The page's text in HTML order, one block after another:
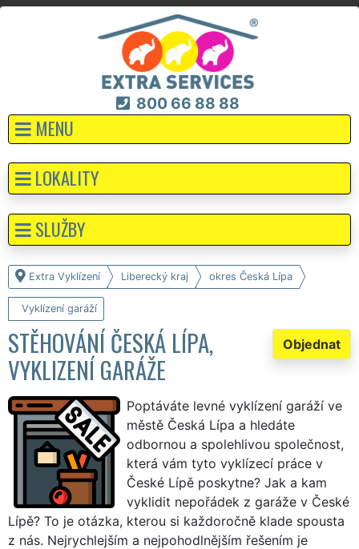
800 66 88 88
MENU
Extra Vyklízení Liberecký kraj okres Česká Lípa
Vyklízení garáží
Objednat
STĚHOVÁNÍ ČESKÁ LÍPA,
VYKLIZENÍ GARÁŽE
Poptáváte levné vyklízení garáží ve
městě Česká Lípa a hledáte
odbornou a spolehlivou společnost,
která vám tyto vyklízecí práce v
České Lípě poskytne? Jak a kam
vyklidit nepořádek z garáže v České
Lípě? To je otázka, kterou si každoročně klade spousta
z nás. Nejrychlejším a nejpohodlnějším řešením je
LOKALITY
SLUŽBY